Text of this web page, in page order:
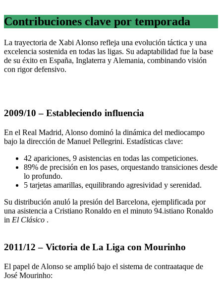
Contribuciones clave por temporada
La trayectoria de Xabi Alonso refleja una evolución táctica y una
excelencia sostenida en todas las ligas. Su adaptabilidad fue la base
de su éxito en España, Inglaterra y Alemania, combinando visión
con rigor defensivo.
2009/10 – Estableciendo influencia
En el Real Madrid, Alonso dominó la dinámica del mediocampo
bajo la dirección de Manuel Pellegrini. Estadísticas clave:
42 apariciones, 9 asistencias en todas las competiciones.
89% de precisión en los pases, orquestando transiciones desde
lo profundo.
5 tarjetas amarillas, equilibrando agresividad y serenidad.
Su distribución anuló la presión del Barcelona, ​​ejemplificada por
una asistencia a Cristiano Ronaldo en el minuto 94.istiano Ronaldo
in El Clásico .
2011/12 – Victoria de La Liga con Mourinho
El papel de Alonso se amplió bajo el sistema de contraataque de
José Mourinho: